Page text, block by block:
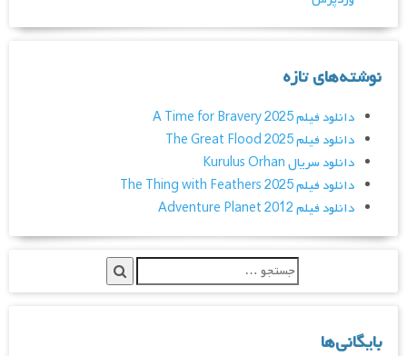
نوشته‌های تازه
دانلود فیلم A Time for Bravery 2025
دانلود فیلم The Great Flood 2025
دانلود سریال Kurulus Orhan
دانلود فیلم The Thing with Feathers 2025
دانلود فیلم Adventure Planet 2012
بایگانی‌ها